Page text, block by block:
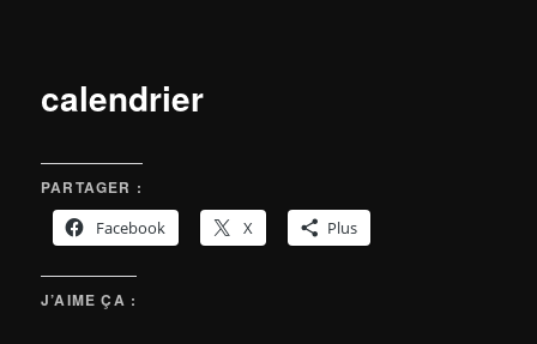
calendrier
PARTAGER :
Facebook
X Plus
J’AIME ÇA :